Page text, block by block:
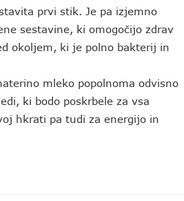
prvi stik. Je pa izjemno
sestavine, ki omogočijo zdrav
okoljem, ki je polno bakterij in
mleko popolnoma odvisno
ki bodo poskrbele za vsa
hkrati pa tudi za energijo in